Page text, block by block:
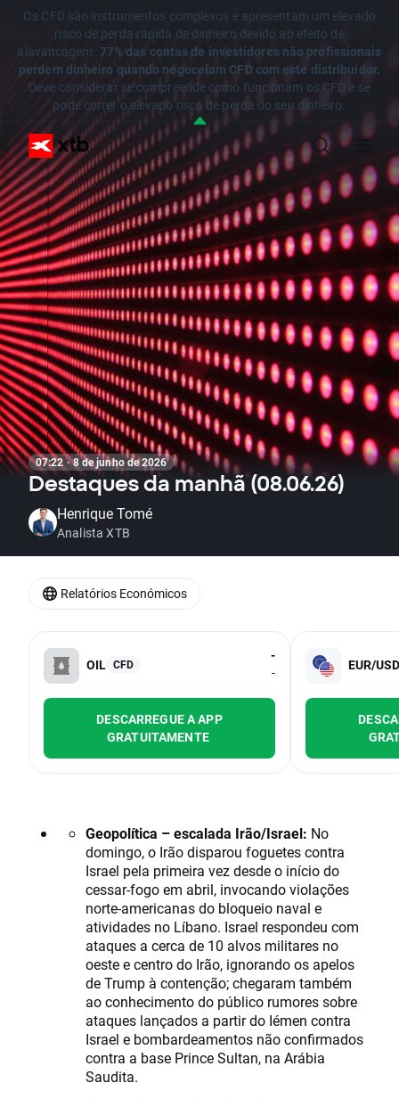
Os CFD são instrumentos complexos e apresentam um elevado
risco de perda rápida de dinheiro devido ao efeito de
alavancagem. 77% das contas de investidores não profissionais
perdem dinheiro quando negoceiam CFD com este distribuidor.
Deve considerar se compreende como funcionam os CFD e se
pode correr o elevado risco de perda do seu dinheiro.
07:22 · 8 de junho de 2026
Destaques da manhã (08.06.26)
Henrique Tomé
Analista XTB
OIL CFD
-
-
DESCARREGUE A APP
GRATUITAMENTE
EUR/USD
Geopolítica – escalada Irão/Israel: No
domingo, o Irão disparou foguetes contra
Israel pela primeira vez desde o início do
cessar-fogo em abril, invocando violações
norte-americanas do bloqueio naval e
atividades no Líbano. Israel respondeu com
ataques a cerca de 10 alvos militares no
oeste e centro do Irão, ignorando os apelos
de Trump à contenção; chegaram também
ao conhecimento do público rumores sobre
ataques lançados a partir do Iémen contra
Israel e bombardeamentos não confirmados
contra a base Prince Sultan, na Arábia
Saudita.
Relatórios Económicos